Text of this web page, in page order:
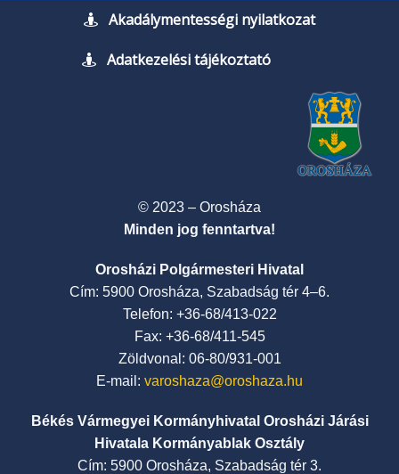
Akadálymentességi nyilatkozat
Adatkezelési tájékoztató
© 2023 – Orosháza
Minden jog fenntartva!
Orosházi Polgármesteri Hivatal
Cím: 5900 Orosháza, Szabadság tér 4–6.
Telefon: +36-68/413-022
Fax: +36-68/411-545
Zöldvonal: 06-80/931-001
E-mail: varoshaza@oroshaza.hu
Békés Vármegyei Kormányhivatal Orosházi Járási
Hivatala Kormányablak Osztály
Cím: 5900 Orosháza, Szabadság tér 3.